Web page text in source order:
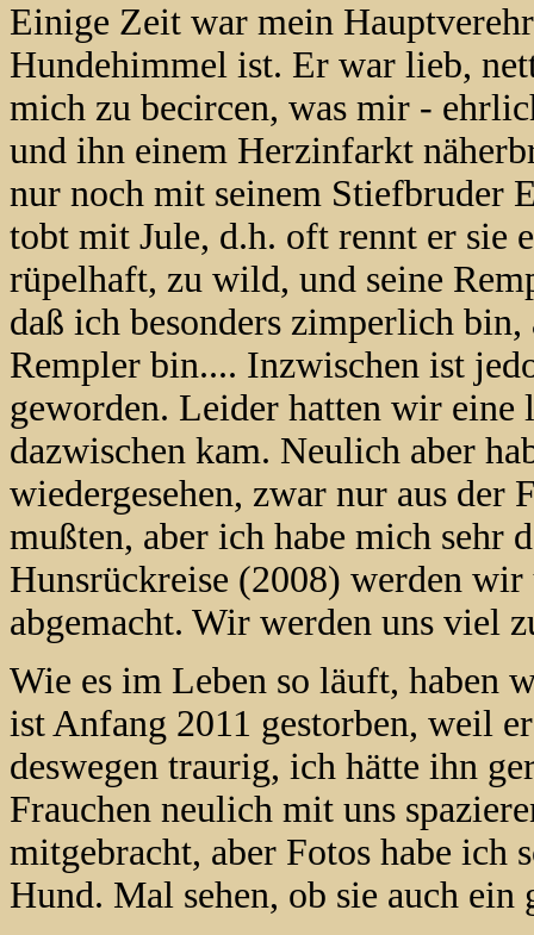
Einige Zeit war mein
Hundehimmel ist. Er war lieb,
mich zu becircen, was mir -
und ihn einem Herzinfarkt
nur noch mit seinem Stiefbruder
tobt mit Jule, d.h. oft rennt er sie
rüpelhaft, zu wild, und seine
daß ich besonders zimperlich
Rempler bin.... Inzwischen ist
geworden. Leider hatten wir eine
dazwischen kam. Neulich aber
wiedergesehen, zwar nur aus
mußten, aber ich habe mich sehr
Hunsrückreise (2008) werden
abgemacht. Wir werden uns viel
Wie es im Leben so läuft, haben
ist Anfang 2011 gestorben, weil
deswegen traurig, ich hätte ihn
Frauchen neulich mit uns
mitgebracht, aber Fotos habe ich
Hund. Mal sehen, ob sie auch